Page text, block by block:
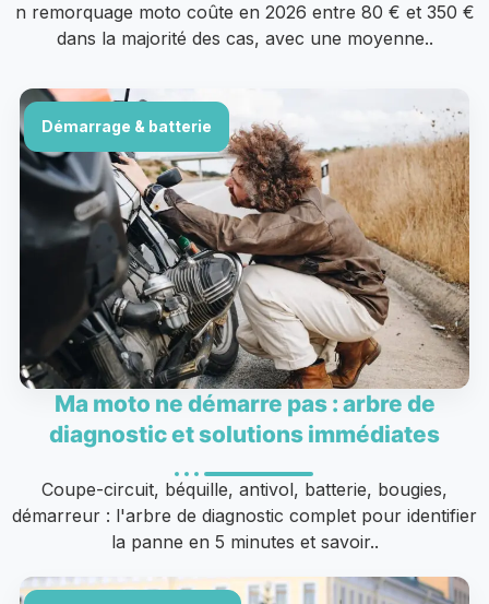
n remorquage moto coûte en 2026 entre 80 € et 350 €
dans la majorité des cas, avec une moyenne..
Démarrage & batterie
Ma moto ne démarre pas : arbre de
diagnostic et solutions immédiates
Coupe-circuit, béquille, antivol, batterie, bougies,
démarreur : l'arbre de diagnostic complet pour identifier
la panne en 5 minutes et savoir..